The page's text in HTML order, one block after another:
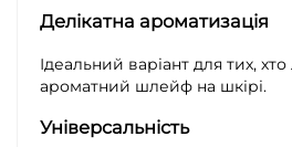
Делікатна ароматизація
Ідеальний варіант для тих,
ароматний шлейф на шкірі.
Універсальність